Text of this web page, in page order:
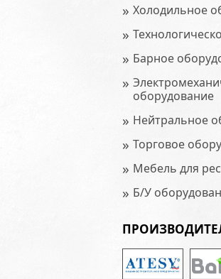
» Холодильное
»
» Барное
»
оборудование
» Нейтральное
» Торговое
» Мебель для
» Б/У